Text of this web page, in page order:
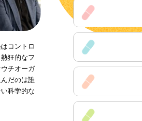
コントロ
狂的なフ
チオーガ
だのは誰
科学的な